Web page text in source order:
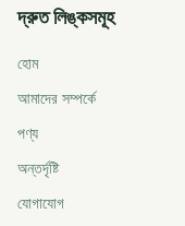
দ্রুত লিঙ্কসমূহ
হোম
আমাদের সম্পর্কে
পণ্য
অন্তর্দৃষ্টি
যোগাযোগ